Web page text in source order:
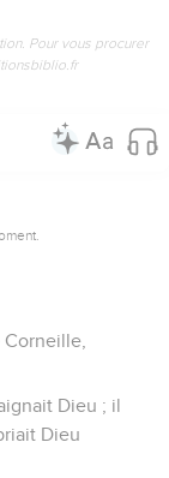
Pour vous procurer
Dieu ; il
Dieu